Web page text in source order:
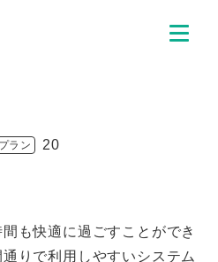
ラン 20
も快適に過ごすことができ
りで利用しやすいシステム